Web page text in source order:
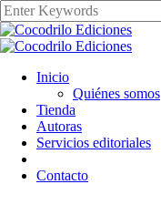
Inicio
Quiénes somos
Tienda
Autoras
Servicios editoriales
Contacto